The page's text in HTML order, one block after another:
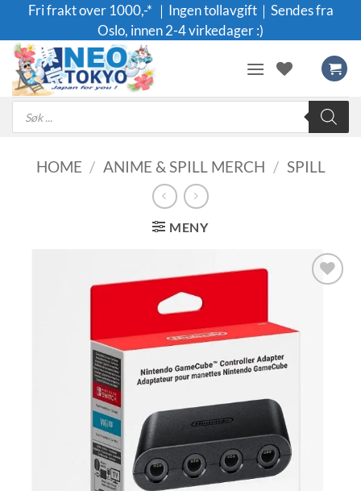
content
Fri frakt over 1000,-* ｜Ingen tollavgift｜Sendes fra
Oslo, innen 2-4 virkedager :)
Products
search
HOME / ANIME & SPILL MERCH / SPILL
MENY